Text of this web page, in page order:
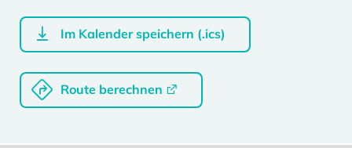
Im Kalender speichern (.ics)
Route berechnen